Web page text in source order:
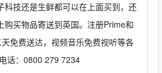
科技还是生鲜都可以在上面买到，还
购买物品寄送到英国。注册Prime和
免费送达，视频音乐免费视听等各
话：0800 279 7234